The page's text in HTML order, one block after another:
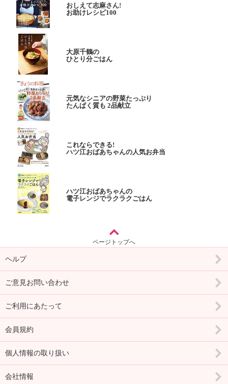
おしえて志麻さん!
お助けレシピ100
大原千鶴の
ひとり分ごはん
元気なシニアの野菜たっぷり
たんぱく質も 2品献立
これならできる!
ハツ江おばあちゃんの人気お弁当
ハツ江おばあちゃんの
電子レンジでラクラクごはん
ページトップへ
ヘルプ
ご意見お問い合わせ
ご利用にあたって
会員規約
個人情報の取り扱い
会社情報